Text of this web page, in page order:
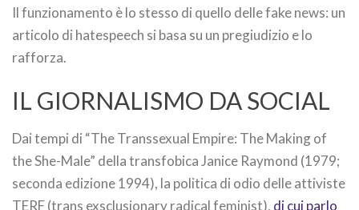
Il funzionamento è lo stesso di quello delle fake news: un
articolo di hatespeech si basa su un pregiudizio e lo
rafforza.
IL GIORNALISMO DA SOCIAL
Dai tempi di “The Transsexual Empire: The Making of
the She-Male” della transfobica Janice Raymond (1979;
seconda edizione 1994), la politica di odio delle attiviste
TERF (trans exsclusionary radical feminist), di cui parlo